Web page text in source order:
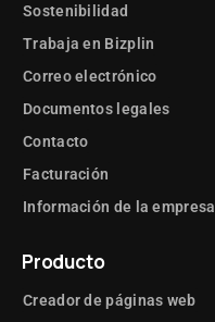
Sostenibilidad
Trabaja en Bizplin
Correo electrónico
Documentos legales
Contacto
Facturación
Información de la empresa
Producto
Creador de páginas web